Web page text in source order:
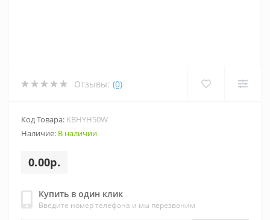
Отзывы: (0)
Код Товара: KBHYH50W
Наличие: В наличии
0.00р.
Купить в один клик
Введите номер телефона и мы перезвоним